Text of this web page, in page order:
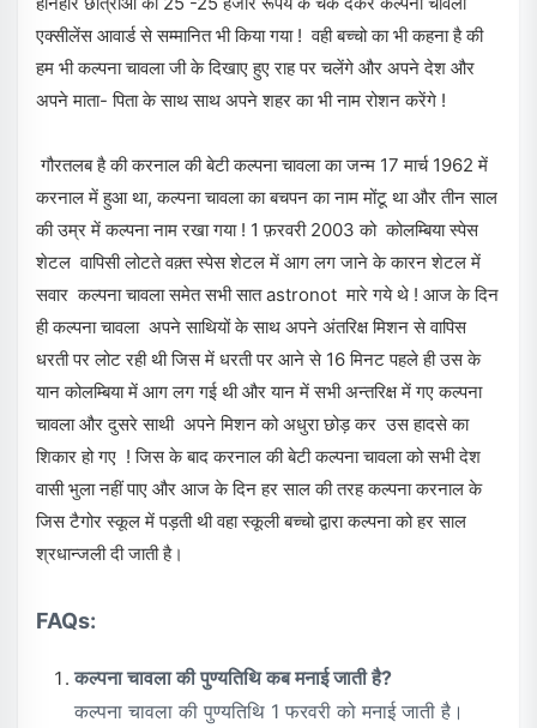
एक्सीलेंस आवार्ड से सम्मानित भी किया गया ! वही बच्चो का भी कहना है की
हम भी कल्पना चावला जी के दिखाए हुए राह पर चलेंगे और अपने देश और
अपने माता- पिता के साथ साथ अपने शहर का भी नाम रोशन करेंगे !
गौरतलब है की करनाल की बेटी कल्पना चावला का जन्म 17 मार्च 1962 में
करनाल में हुआ था, कल्पना चावला का बचपन का नाम मोंटू था और तीन साल
की उम्र में कल्पना नाम रखा गया ! 1 फ़रवरी 2003 को कोलम्बिया स्पेस
शेटल वापिसी लोटते वक़्त स्पेस शेटल में आग लग जाने के कारन शेटल में
सवार कल्पना चावला समेत सभी सात astronot मारे गये थे ! आज के दिन
ही कल्पना चावला अपने साथियों के साथ अपने अंतरिक्ष मिशन से वापिस
धरती पर लोट रही थी जिस में धरती पर आने से 16 मिनट पहले ही उस के
यान कोलम्बिया में आग लग गई थी और यान में सभी अन्तरिक्ष में गए कल्पना
चावला और दुसरे साथी अपने मिशन को अधुरा छोड़ कर उस हादसे का
शिकार हो गए ! जिस के बाद करनाल की बेटी कल्पना चावला को सभी देश
वासी भुला नहीं पाए और आज के दिन हर साल की तरह कल्पना करनाल के
जिस टैगोर स्कूल में पड़ती थी वहा स्कूली बच्चो द्वारा कल्पना को हर साल
श्रधान्जली दी जाती है।
FAQs:
कल्पना चावला की पुण्यतिथि कब मनाई जाती है?
कल्पना चावला की पुण्यतिथि 1 फरवरी को मनाई जाती है।